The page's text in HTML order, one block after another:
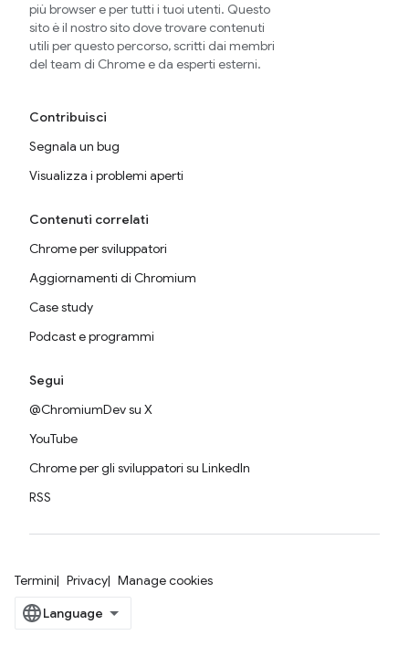
più browser e per tutti i tuoi utenti. Questo
sito è il nostro sito dove trovare contenuti
utili per questo percorso, scritti dai membri
del team di Chrome e da esperti esterni.
Contribuisci
Segnala un bug
Visualizza i problemi aperti
Contenuti correlati
Chrome per sviluppatori
Aggiornamenti di Chromium
Case study
Podcast e programmi
Segui
@ChromiumDev su X
YouTube
Chrome per gli sviluppatori su LinkedIn
RSS
Termini Privacy Manage cookies